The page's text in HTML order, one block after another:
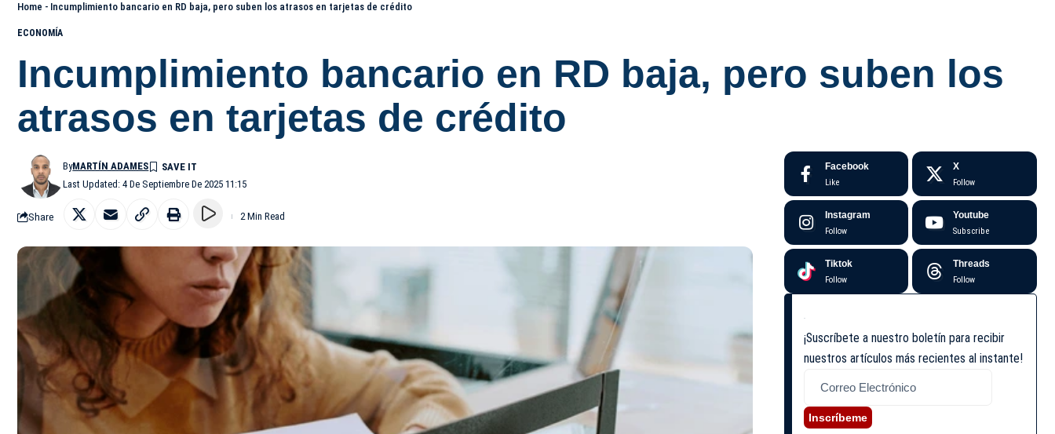
Home - Incumplimiento bancario en RD baja, pero suben los atrasos en tarjetas de crédito
ECONOMÍA
Incumplimiento bancario en RD baja, pero suben los
atrasos en tarjetas de crédito
Last Updated: 4 De Septiembre De 2025 11:15
ByMARTÍN ADAMES
Share 2 Min Read
Facebook
Like
X
Follow
Instagram
Follow
Youtube
Subscribe
Tiktok
Follow
Threads
Follow
¡Suscríbete a nuestro boletín para recibir
nuestros artículos más recientes al instante!
Inscríbeme